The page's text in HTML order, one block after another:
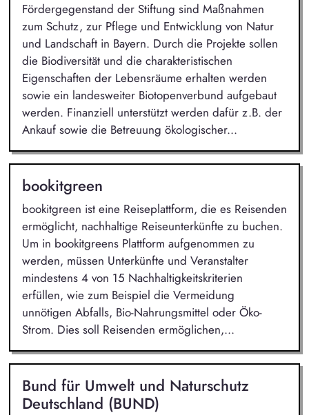
Fördergegenstand der Stiftung sind Maßnahmen
zum Schutz, zur Pflege und Entwicklung von Natur
und Landschaft in Bayern. Durch die Projekte sollen
die Biodiversität und die charakteristischen
Eigenschaften der Lebensräume erhalten werden
sowie ein landesweiter Biotopenverbund aufgebaut
werden. Finanziell unterstützt werden dafür z.B. der
Ankauf sowie die Betreuung ökologischer...
bookitgreen
bookitgreen ist eine Reiseplattform, die es Reisenden
ermöglicht, nachhaltige Reiseunterkünfte zu buchen.
Um in bookitgreens Plattform aufgenommen zu
werden, müssen Unterkünfte und Veranstalter
mindestens 4 von 15 Nachhaltigkeitskriterien
erfüllen, wie zum Beispiel die Vermeidung
unnötigen Abfalls, Bio-Nahrungsmittel oder Öko-
Strom. Dies soll Reisenden ermöglichen,...
Bund für Umwelt und Naturschutz
Deutschland (BUND)